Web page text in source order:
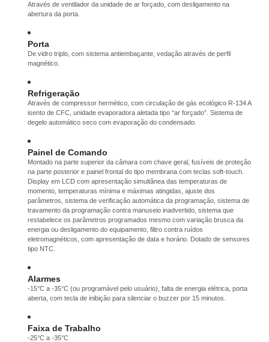
Através de ventilador da unidade de ar forçado, com desligamento na
abertura da porta.
Porta
De vidro triplo, com sistema antiembaçante, vedação através de perfil
magnético.
Refrigeração
Através de compressor hermético, com circulação de gás ecológico R-134 A
isento de CFC, unidade evaporadora aletada tipo “ar forçado”. Sistema de
degelo automático seco com evaporação do condensado.
Painel de Comando
Montado na parte superior da câmara com chave geral, fusíveis de proteção
na parte posterior e painel frontal do tipo membrana com teclas soft-touch.
Display em LCD com apresentação simultânea das temperaturas de
momento, temperaturas mínima e máximas atingidas, ajuste dos
parâmetros, sistema de verificação automática da programação, sistema de
travamento da programação contra manuseio inadvertido, sistema que
restabelece os parâmetros programados mesmo com variação brusca da
energia ou desligamento do equipamento, filtro contra ruídos
eletromagnéticos, com apresentação de data e horário. Dotado de sensores
tipo NTC.
Alarmes
-15°C a -35°C (ou programável pelo usuário), falta de energia elétrica, porta
aberta, com tecla de inibição para silenciar o buzzer por 15 minutos.
Faixa de Trabalho
-25°C a -35°C